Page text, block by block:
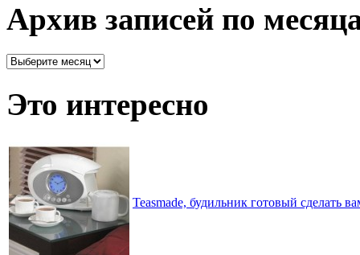
Архив записей по
Архив
месяцам
Это интересно
Teasmade, будильник готовый сделать